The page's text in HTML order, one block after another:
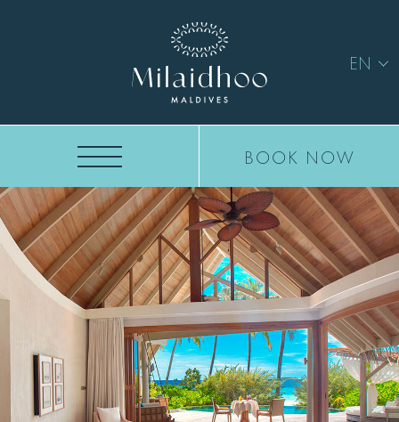
EN
BOOK NOW